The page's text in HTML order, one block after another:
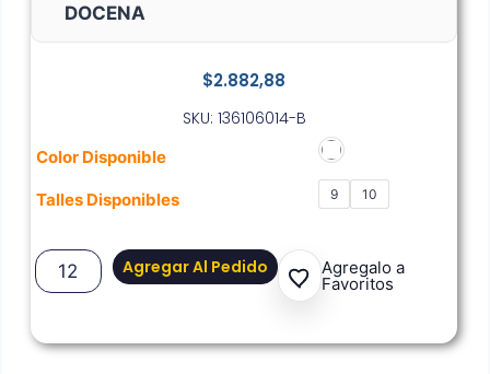
$2.882,88
SKU: 136106014-B
Color Disponible
Talles Disponibles 9 10
Agregar Al Pedido Agregalo a
Favoritos
DOCENA